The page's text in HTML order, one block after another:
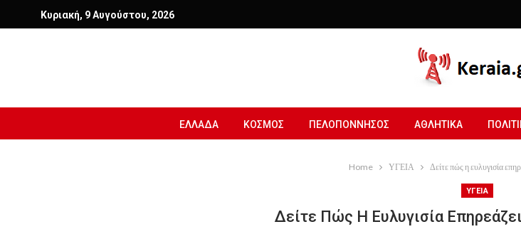
Κυριακή, 9 Αυγούστου, 2026
ΕΛΛΑΔΑ ΚΟΣΜΟΣ ΠΕΛΟΠΟΝΝΗΣΟΣ ΑΘΛΗΤΙΚΑ
Home ΥΓΕΙΑ Δείτε πώς η ευλυγισία
ΥΓΕΙΑ
Δείτε Πώς Η Ευλυγισία